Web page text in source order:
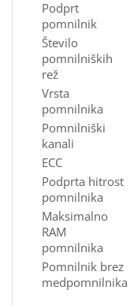
Podprt
pomnilnik
Število
pomnilniških
rež
Vrsta
pomnilnika
Pomnilniški
kanali
ECC
Podprta hitrost
pomnilnika
Maksimalno
RAM
pomnilnika
Pomnilnik brez
medpomnilnika